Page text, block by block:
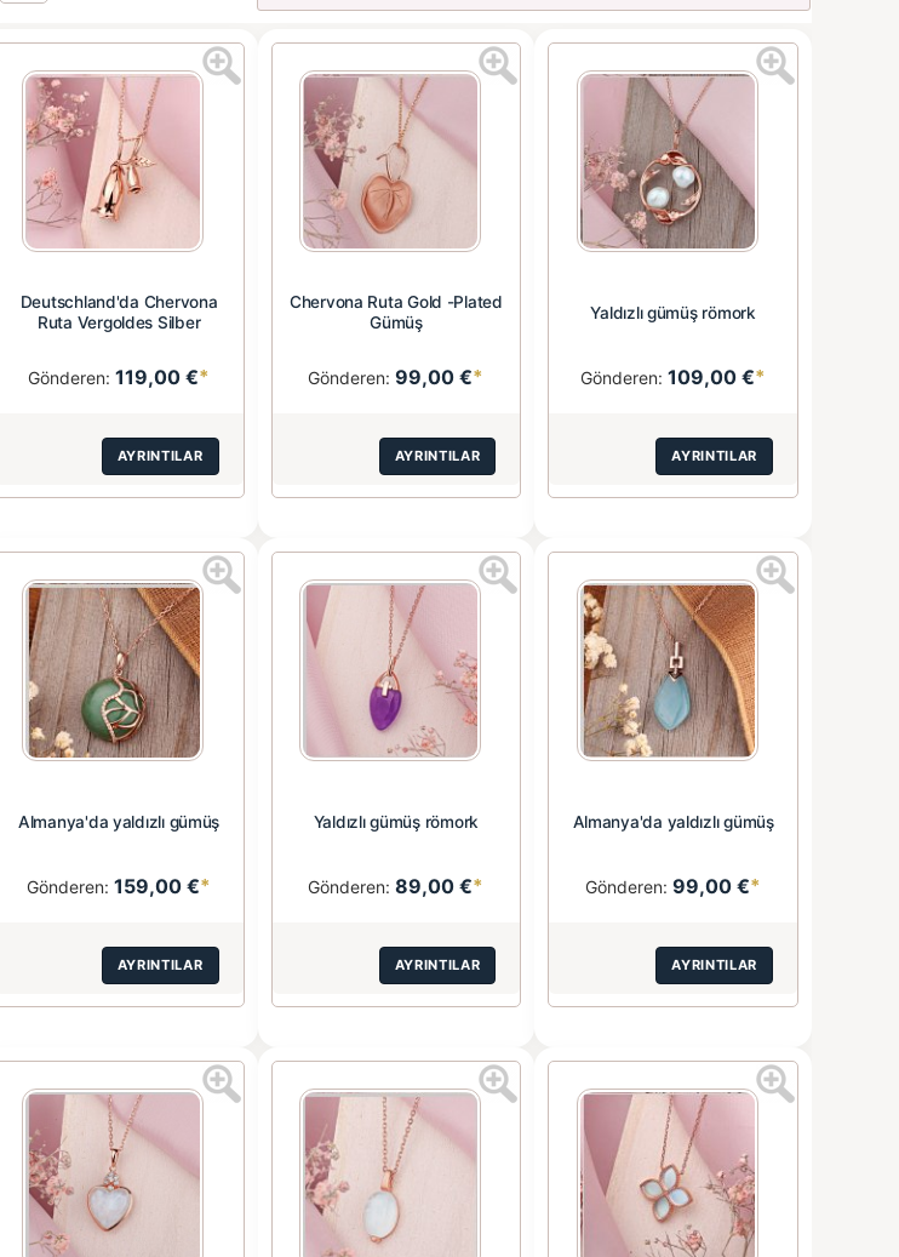
Deutschland'da Chervona
Ruta Vergoldes Silber
Gönderen:119,00 €*
AYRINTILAR
Chervona Ruta Gold -Plated
Gümüş
Gönderen:99,00 €*
AYRINTILAR
Yaldızlı gümüş römork
Gönderen:109,00 €*
AYRINTILAR
Almanya'da yaldızlı gümüş
Gönderen:159,00 €*
AYRINTILAR
Yaldızlı gümüş römork
Gönderen:89,00 €*
AYRINTILAR
Almanya'da yaldızlı gümüş
Gönderen:99,00 €*
AYRINTILAR